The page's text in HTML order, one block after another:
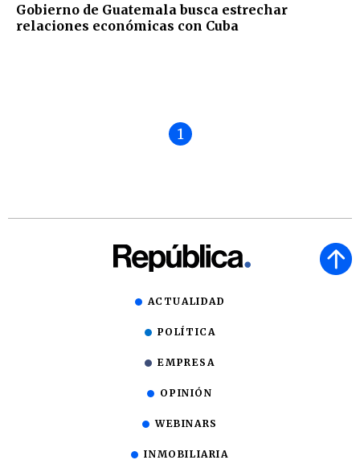
Gobierno de Guatemala busca estrechar
relaciones económicas con Cuba
1
ACTUALIDAD
POLÍTICA
EMPRESA
OPINIÓN
WEBINARS
INMOBILIARIA